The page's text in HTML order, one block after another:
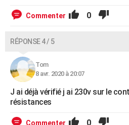
Commenter 0
RÉPONSE 4 / 5
Tom
8 avr. 2020 à 20:07
J ai déjà vérifié j ai 230v sur le
résistances
Commenter 0